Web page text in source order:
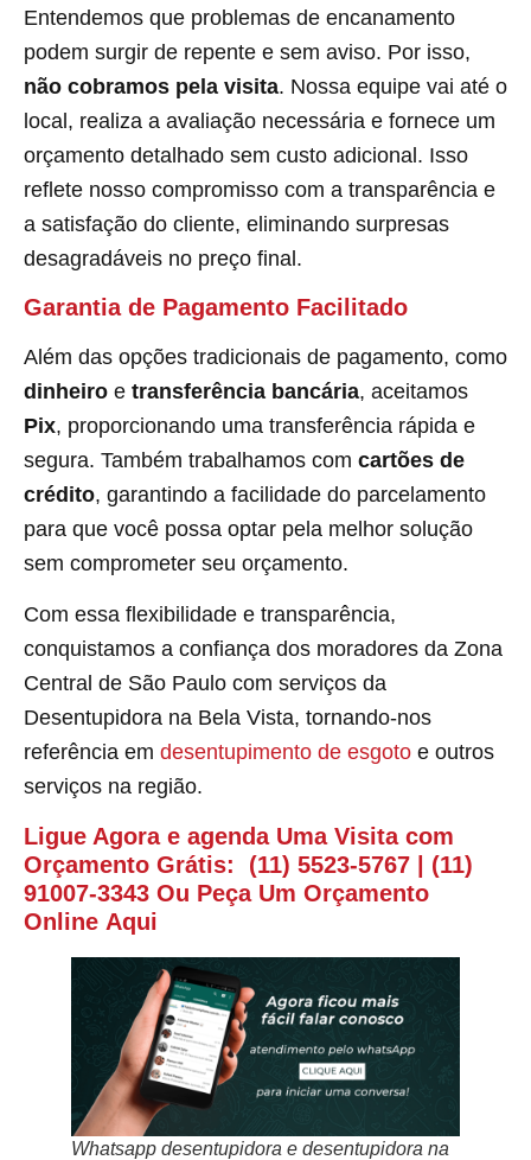
Entendemos que problemas de encanamento
podem surgir de repente e sem aviso. Por isso,
não cobramos pela visita. Nossa equipe vai até o
local, realiza a avaliação necessária e fornece um
orçamento detalhado sem custo adicional. Isso
reflete nosso compromisso com a transparência e
a satisfação do cliente, eliminando surpresas
desagradáveis no preço final.
Garantia de Pagamento Facilitado
Além das opções tradicionais de pagamento, como
dinheiro e transferência bancária, aceitamos
Pix, proporcionando uma transferência rápida e
segura. Também trabalhamos com cartões de
crédito, garantindo a facilidade do parcelamento
para que você possa optar pela melhor solução
sem comprometer seu orçamento.
Com essa flexibilidade e transparência,
conquistamos a confiança dos moradores da Zona
Central de São Paulo com serviços da
Desentupidora na Bela Vista, tornando-nos
referência em desentupimento de esgoto e outros
serviços na região.
Ligue Agora e agenda Uma Visita com
Orçamento Grátis: (11) 5523-5767
(11)
91007-3343 Ou Peça Um Orçamento
Online Aqui
Whatsapp desentupidora e desentupidora na